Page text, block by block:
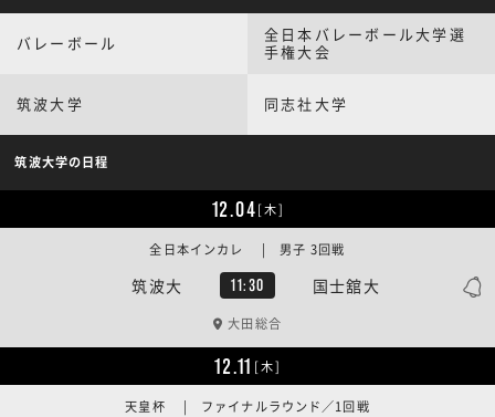
バレーボール
全日本バレーボール大学選
手権大会
筑波大学 同志社大学
筑波大学の日程
12.04[木]
筑波大 11:30 国士舘大
全日本インカレ | 男子 3回戦
大田総合
12.11 [木]
天皇杯 | ファイナルラウンド／1回戦